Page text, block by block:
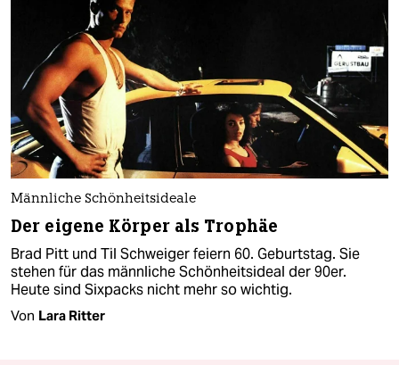
Männliche Schönheitsideale
Der eigene Körper als Trophäe
Brad Pitt und Til Schweiger feiern 60. Geburtstag. Sie
stehen für das männliche Schönheitsideal der 90er.
Heute sind Sixpacks nicht mehr so wichtig.
Von Lara Ritter